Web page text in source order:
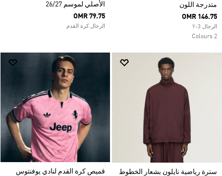
متدرجة اللون
OMR 146.75
الرجال Y-3
2 Colours
الأصلي لموسم 26/27
OMR 79.75
الرجال كرة القدم
سترة رياضية نايلون بشعار الخطوط
قميص كرة القدم لنادي يوفنتوس